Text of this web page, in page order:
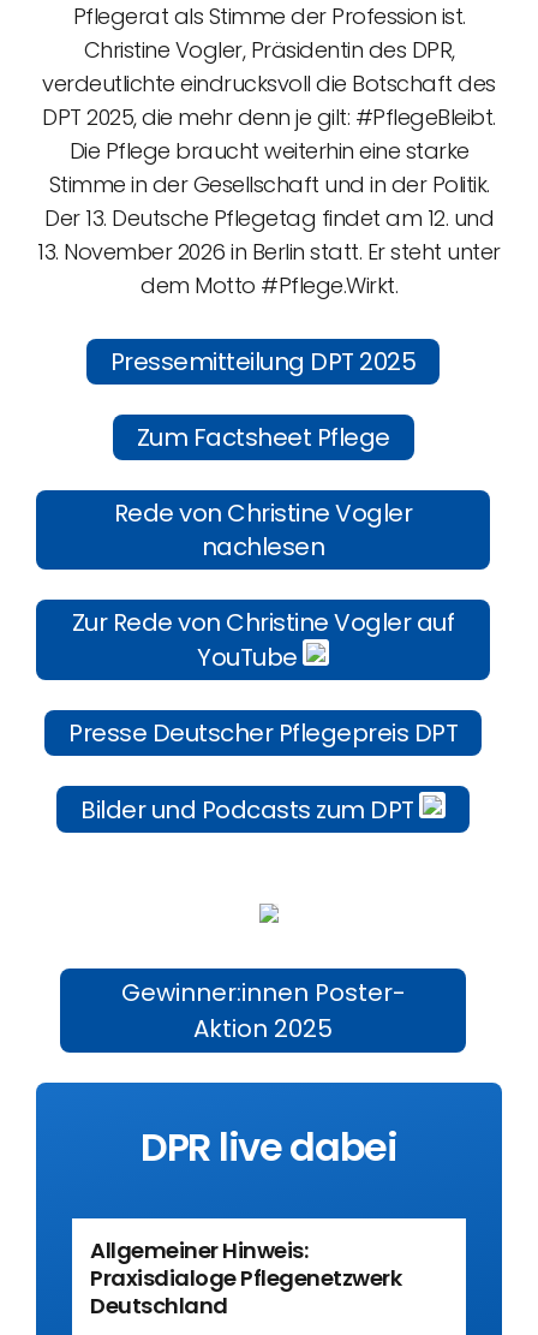
Pflegerat als Stimme der Profession ist.
Christine Vogler, Präsidentin des DPR,
verdeutlichte eindrucksvoll die Botschaft des
DPT 2025, die mehr denn je gilt: #PflegeBleibt.
Die Pflege braucht weiterhin eine starke
Stimme in der Gesellschaft und in der Politik.
Der 13. Deutsche Pflegetag findet am 12. und
13. November 2026 in Berlin statt. Er steht unter
dem Motto #Pflege.Wirkt.
Pressemitteilung DPT 2025
Zum Factsheet Pflege
Rede von Christine Vogler
nachlesen
Zur Rede von Christine Vogler auf
YouTube
Presse Deutscher Pflegepreis DPT
Bilder und Podcasts zum DPT
Gewinner:innen Poster-
Aktion 2025
DPR live dabei
Allgemeiner Hinweis:
Praxisdialoge Pflegenetzwerk
Deutschland